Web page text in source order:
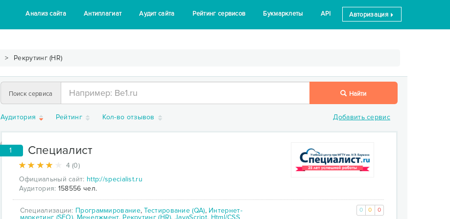
Анализ сайта Антиплагиат Аудит сайта Рейтинг сервисов Букмарклеты API Авторизация
Рекрутинг (HR)
Поиск сервиса Найти
Аудитория Рейтинг Кол-во отзывов Добавить сервис
1 Специалист
4 (0)
Официальный сайт: http://specialist.ru
Аудитория: 158556 чел.
Специализации: Программирование,Тестирование (QA), Интернет-
маркетинг (SEO), Менеджмент, Рекрутинг (HR),JavaScript, Html/CSS
0 0 0